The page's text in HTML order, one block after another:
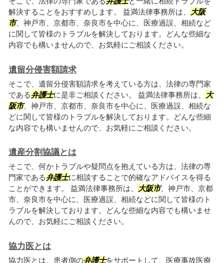
解決することをおすすめします。 益満法律事務所は、
大阪
市、神戸市、京都市、奈良市を中心に、医療過誤、相続など
に関して皆様のトラブルを解決しております。どんな些細な
内容でも構いませんので、お気軽にご相談ください。
遺留分侵害額請求
そこで、遺留分侵害額請求を考えている方は、法律の専門家
である弁護士に是非ご相談ください。 益満法律事務所は、
大
阪市、神戸市、京都市、奈良市を中心に、医療過誤、相続な
どに関して皆様のトラブルを解決しております。どんな些細
な内容でも構いませんので、お気軽にご相談ください。
遺産分割協議とは
そこで、何かトラブルや疑問点を抱えている方は、法律の専
門家である弁護士に相談することで的確なアドバイスを得る
ことができます。 益満法律事務所は、
大阪市、神戸市、京都
市、奈良市を中心に、医療過誤、相続などに関して皆様のト
ラブルを解決しております。どんな些細な内容でも構いませ
んので、お気軽にご相談ください。
協力医とは
協力医とは、患者側の弁護士をサポートして、医療事故医療